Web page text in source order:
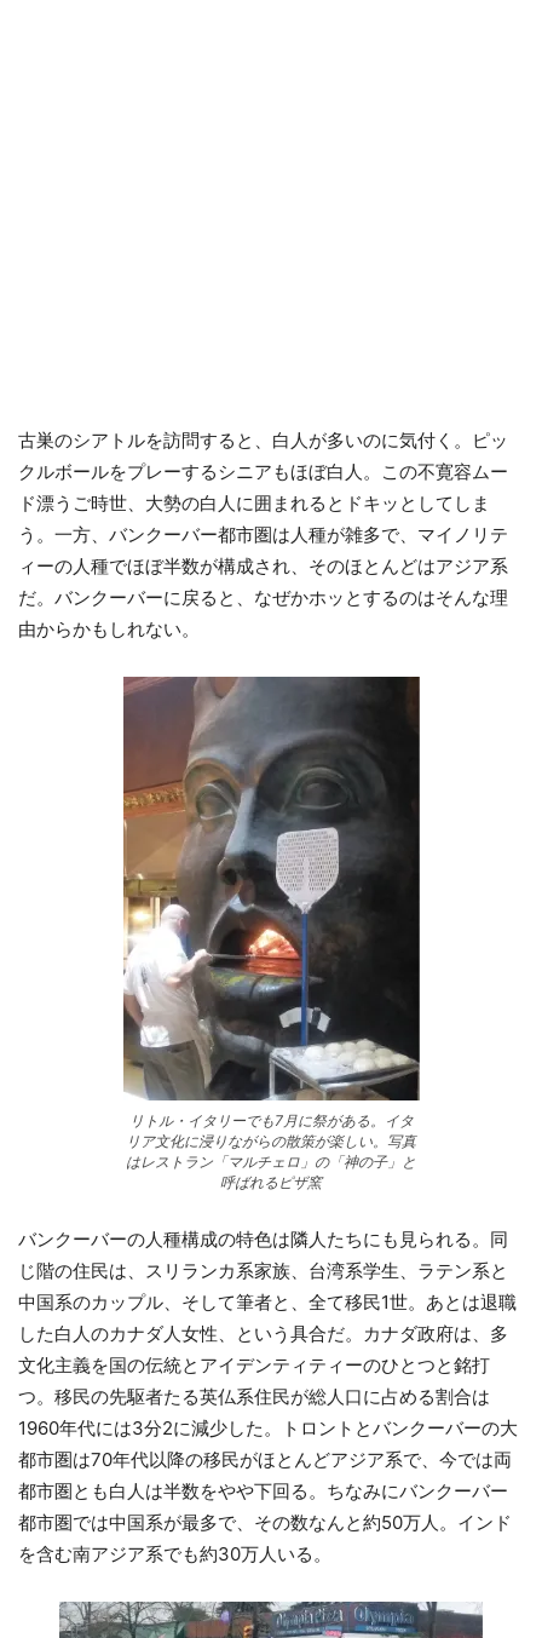
古巣のシアトルを訪問すると、白人が多いのに気付く。ピッ
クルボールをプレーするシニアもほぼ白人。この不寛容ムー
ド漂うご時世、大勢の白人に囲まれるとドキッとしてしま
う。一方、バンクーバー都市圏は人種が雑多で、マイノリテ
ィーの人種でほぼ半数が構成され、そのほとんどはアジア系
だ。バンクーバーに戻ると、なぜかホッとするのはそんな理
由からかもしれない。
リトル・イタリーでも7月に祭がある。イタ
リア文化に浸りながらの散策が楽しい。写真
はレストラン「マルチェロ」の「神の子」と
呼ばれるピザ窯
バンクーバーの人種構成の特色は隣人たちにも見られる。同
じ階の住民は、スリランカ系家族、台湾系学生、ラテン系と
中国系のカップル、そして筆者と、全て移民1世。あとは退職
した白人のカナダ人女性、という具合だ。カナダ政府は、多
文化主義を国の伝統とアイデンティティーのひとつと銘打
つ。移民の先駆者たる英仏系住民が総人口に占める割合は
1960年代には3分2に減少した。トロントとバンクーバーの大
都市圏は70年代以降の移民がほとんどアジア系で、今では両
都市圏とも白人は半数をやや下回る。ちなみにバンクーバー
都市圏では中国系が最多で、その数なんと約50万人。インド
を含む南アジア系でも約30万人いる。